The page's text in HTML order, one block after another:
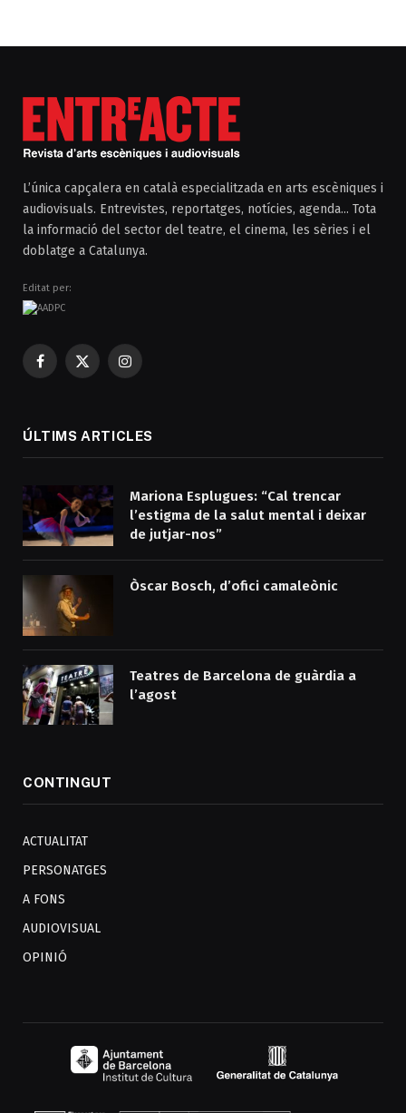
L’única capçalera en català especialitzada en arts escèniques i
audiovisuals. Entrevistes, reportatges, notícies, agenda... Tota
la informació del sector del teatre, el cinema, les sèries i el
doblatge a Catalunya.
Editat per:
Facebook
X
Instagram
ÚLTIMS ARTICLES
Mariona Esplugues: “Cal trencar
l’estigma de la salut mental i deixar
de jutjar-nos”
Òscar Bosch, d’ofici camaleònic
Teatres de Barcelona de guàrdia a
l’agost
CONTINGUT
ACTUALITAT
PERSONATGES
A FONS
AUDIOVISUAL
OPINIÓ